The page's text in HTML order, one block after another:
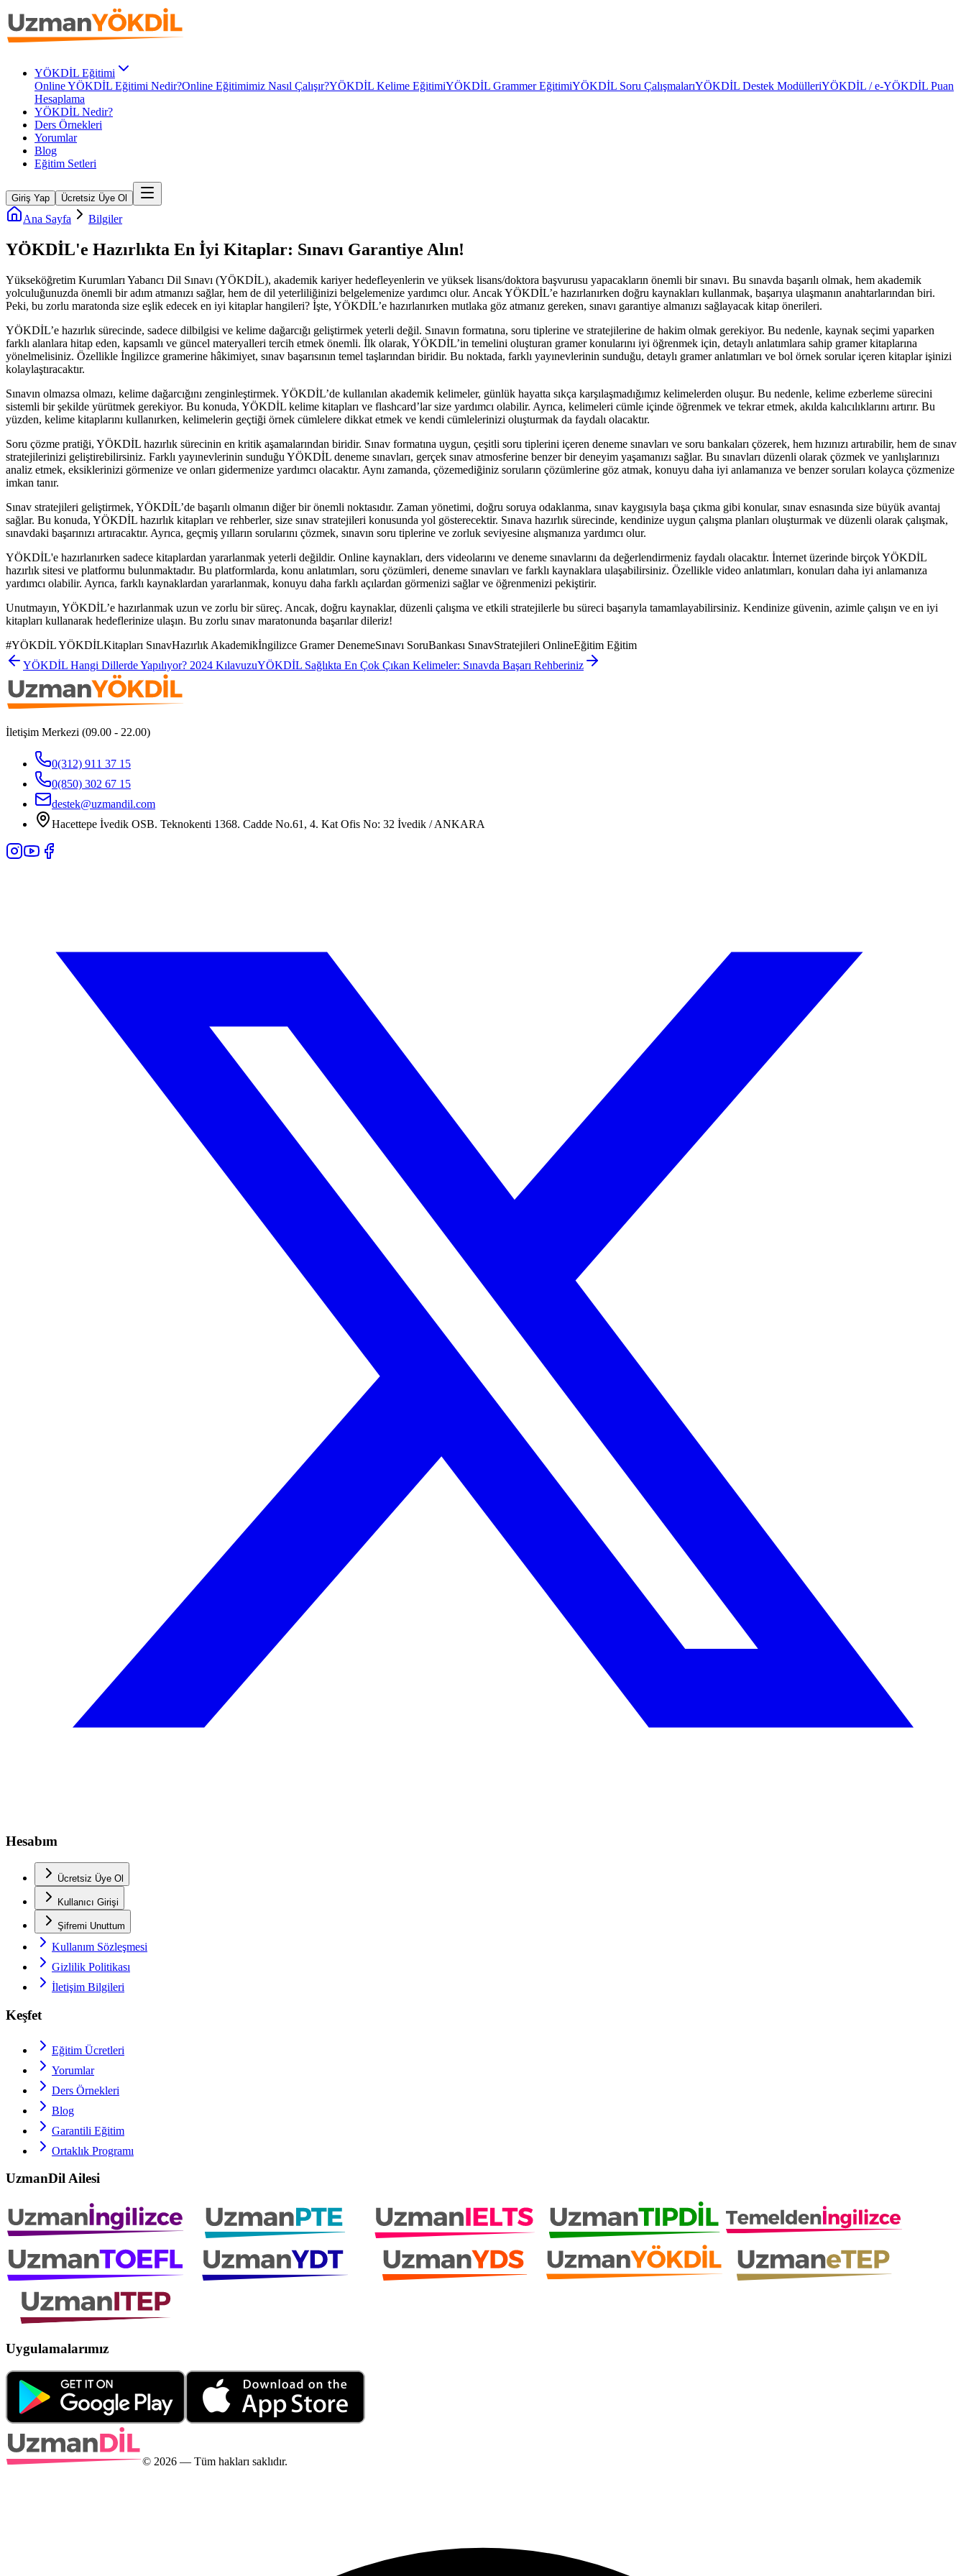
YÖKDİL Eğitimi
Online YÖKDİL Eğitimi Nedir?Online Eğitimimiz Nasıl Çalışır?YÖKDİL Kelime EğitimiYÖKDİL Grammer EğitimiYÖKDİL Soru ÇalışmalarıYÖKDİL Destek ModülleriYÖKDİL / e-YÖKDİL Puan
Hesaplama
YÖKDİL Nedir?
Ders Örnekleri
Yorumlar
Blog
Eğitim Setleri
Giriş Yap Ücretsiz Üye Ol
Ana Sayfa Bilgiler
YÖKDİL'e Hazırlıkta En İyi Kitaplar: Sınavı Garantiye Alın!
Yükseköğretim Kurumları Yabancı Dil Sınavı (YÖKDİL), akademik kariyer hedefleyenlerin ve yüksek lisans/doktora başvurusu yapacakların önemli bir sınavı. Bu sınavda başarılı olmak, hem akademik
yolculuğunuzda önemli bir adım atmanızı sağlar, hem de dil yeterliliğinizi belgelemenize yardımcı olur. Ancak YÖKDİL’e hazırlanırken doğru kaynakları kullanmak, başarıya ulaşmanın anahtarlarından biri.
Peki, bu zorlu maratonda size eşlik edecek en iyi kitaplar hangileri? İşte, YÖKDİL’e hazırlanırken mutlaka göz atmanız gereken, sınavı garantiye almanızı sağlayacak kitap önerileri.
YÖKDİL’e hazırlık sürecinde, sadece dilbilgisi ve kelime dağarcığı geliştirmek yeterli değil. Sınavın formatına, soru tiplerine ve stratejilerine de hakim olmak gerekiyor. Bu nedenle, kaynak seçimi yaparken
farklı alanlara hitap eden, kapsamlı ve güncel materyalleri tercih etmek önemli. İlk olarak, YÖKDİL’in temelini oluşturan gramer konularını iyi öğrenmek için, detaylı anlatımlara sahip gramer kitaplarına
yönelmelisiniz. Özellikle İngilizce gramerine hâkimiyet, sınav başarısının temel taşlarından biridir. Bu noktada, farklı yayınevlerinin sunduğu, detaylı gramer anlatımları ve bol örnek sorular içeren kitaplar işinizi
kolaylaştıracaktır.
Sınavın olmazsa olmazı, kelime dağarcığını zenginleştirmek. YÖKDİL’de kullanılan akademik kelimeler, günlük hayatta sıkça karşılaşmadığımız kelimelerden oluşur. Bu nedenle, kelime ezberleme sürecini
sistemli bir şekilde yürütmek gerekiyor. Bu konuda, YÖKDİL kelime kitapları ve flashcard’lar size yardımcı olabilir. Ayrıca, kelimeleri cümle içinde öğrenmek ve tekrar etmek, akılda kalıcılıklarını artırır. Bu
yüzden, kelime kitaplarını kullanırken, kelimelerin geçtiği örnek cümlelere dikkat etmek ve kendi cümlelerinizi oluşturmak da faydalı olacaktır.
Soru çözme pratiği, YÖKDİL hazırlık sürecinin en kritik aşamalarından biridir. Sınav formatına uygun, çeşitli soru tiplerini içeren deneme sınavları ve soru bankaları çözerek, hem hızınızı artırabilir, hem de sınav
stratejilerinizi geliştirebilirsiniz. Farklı yayınevlerinin sunduğu YÖKDİL deneme sınavları, gerçek sınav atmosferine benzer bir deneyim yaşamanızı sağlar. Bu sınavları düzenli olarak çözmek ve yanlışlarınızı
analiz etmek, eksiklerinizi görmenize ve onları gidermenize yardımcı olacaktır. Aynı zamanda, çözemediğiniz soruların çözümlerine göz atmak, konuyu daha iyi anlamanıza ve benzer soruları kolayca çözmenize
imkan tanır.
Sınav stratejileri geliştirmek, YÖKDİL’de başarılı olmanın diğer bir önemli noktasıdır. Zaman yönetimi, doğru soruya odaklanma, sınav kaygısıyla başa çıkma gibi konular, sınav esnasında size büyük avantaj
sağlar. Bu konuda, YÖKDİL hazırlık kitapları ve rehberler, size sınav stratejileri konusunda yol gösterecektir. Sınava hazırlık sürecinde, kendinize uygun çalışma planları oluşturmak ve düzenli olarak çalışmak,
sınavdaki başarınızı artıracaktır. Ayrıca, geçmiş yılların sorularını çözmek, sınavın soru tiplerine ve zorluk seviyesine alışmanıza yardımcı olur.
YÖKDİL'e hazırlanırken sadece kitaplardan yararlanmak yeterli değildir. Online kaynakları, ders videolarını ve deneme sınavlarını da değerlendirmeniz faydalı olacaktır. İnternet üzerinde birçok YÖKDİL
hazırlık sitesi ve platformu bulunmaktadır. Bu platformlarda, konu anlatımları, soru çözümleri, deneme sınavları ve farklı kaynaklara ulaşabilirsiniz. Özellikle video anlatımları, konuları daha iyi anlamanıza
yardımcı olabilir. Ayrıca, farklı kaynaklardan yararlanmak, konuyu daha farklı açılardan görmenizi sağlar ve öğrenmenizi pekiştirir.
Unutmayın, YÖKDİL’e hazırlanmak uzun ve zorlu bir süreç. Ancak, doğru kaynaklar, düzenli çalışma ve etkili stratejilerle bu süreci başarıyla tamamlayabilirsiniz. Kendinize güvenin, azimle çalışın ve en iyi
kitapları kullanarak hedeflerinize ulaşın. Bu zorlu sınav maratonunda başarılar dileriz!
#YÖKDİL YÖKDİLKitapları SınavHazırlık Akademikİngilizce Gramer DenemeSınavı SoruBankası SınavStratejileri OnlineEğitim Eğitim
YÖKDİL Hangi Dillerde Yapılıyor? 2024 KılavuzuYÖKDİL Sağlıkta En Çok Çıkan Kelimeler: Sınavda Başarı Rehberiniz
İletişim Merkezi (09.00 - 22.00)
0(312) 911 37 15
0(850) 302 67 15
destek@uzmandil.com
Hacettepe İvedik OSB. Teknokenti 1368. Cadde No.61, 4. Kat Ofis No: 32 İvedik / ANKARA
Hesabım
Ücretsiz Üye Ol
Kullanıcı Girişi
Şifremi Unuttum
Kullanım Sözleşmesi
Gizlilik Politikası
İletişim Bilgileri
Keşfet
Eğitim Ücretleri
Yorumlar
Ders Örnekleri
Blog
Garantili Eğitim
Ortaklık Programı
UzmanDil Ailesi
Uygulamalarımız
© 2026 — Tüm hakları saklıdır.